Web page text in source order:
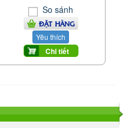
So sánh
ĐẶT HÀNG
Yêu thích
Chi tiết